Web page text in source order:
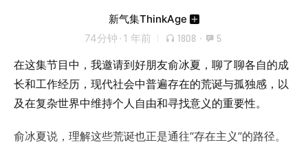
新气集ThinkAge
74分钟 · 1 年前 1808 · 5
在这集节目中，我邀请到好朋友俞冰夏，聊了聊各自的成
长和工作经历，现代社会中普遍存在的荒诞与孤独感，以
及在复杂世界中维持个人自由和寻找意义的重要性。
俞冰夏说，理解这些荒诞也正是通往“存在主义”的路径。